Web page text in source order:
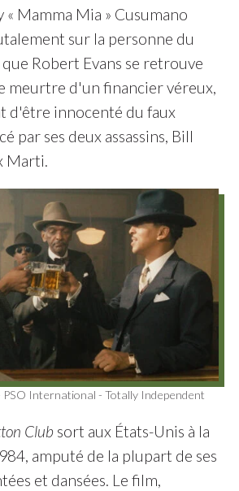
Mamma Mia » Cusumano
sur la personne du
Robert Evans se retrouve
meurtre d'un financier véreux,
d'être innocenté du faux
par ses deux assassins, Bill
Marti.
International - Totally Independent
Clubsort aux États-Unis à la
amputé de la plupart de ses
et dansées. Le film,